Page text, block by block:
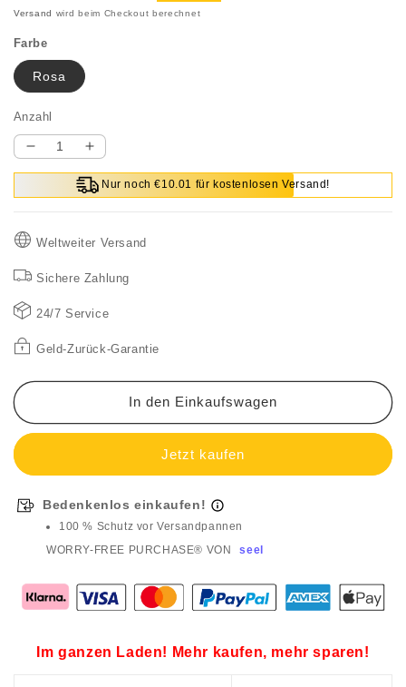
Versand wird beim Checkout berechnet
Farbe
Rosa
Anzahl
Verringere
die
Menge
Leichte
bauschige
Tragetasche
Erhöhe
die
Menge
bauschige
Nur noch €10.01 für kostenlosen Versand!
Weltweiter Versand
Sichere Zahlung
24/7 Service
Geld-Zurück-Garantie
In den Einkaufswagen
Bedenkenlos einkaufen!
100 % Schutz vor Versandpannen
WORRY-FREE PURCHASE® VON
seel
Im ganzen Laden! Mehr kaufen, mehr sparen!